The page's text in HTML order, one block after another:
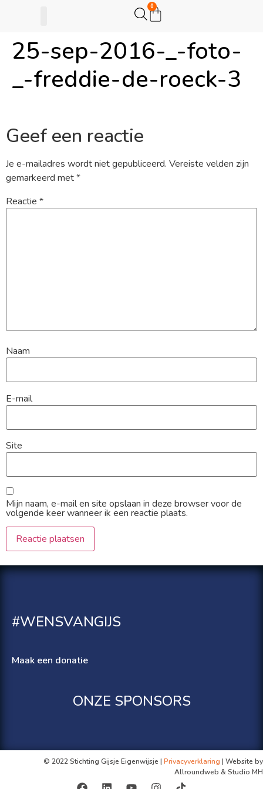
0
25-sep-2016-_-foto-
_-freddie-de-roeck-3
Geef een reactie
Je e-mailadres wordt niet gepubliceerd. Vereiste velden zijn
gemarkeerd met*
Reactie *
Naam
E-mail
Site
Mijn naam, e-mail en site opslaan in deze browser voor de
volgende keer wanneer ik een reactie plaats.
#WENSVANGIJS
Maak een donatie
ONZE SPONSORS
© 2022 Stichting Gijsje Eigenwijsje | Privacyverklaring | Website by
Allroundweb & Studio MH